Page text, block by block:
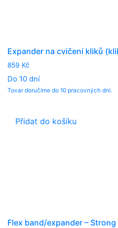
Expander na cvičení kliků
859 Kč
Do 10 dní
Tovar doručíme do 10 pracovných dní.
Přidat do košíku
Flex band/expander – Strong